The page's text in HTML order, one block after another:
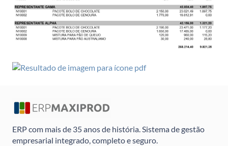
ERP com mais de 35 anos de história. Sistema de gestão
empresarial integrado, completo e seguro.